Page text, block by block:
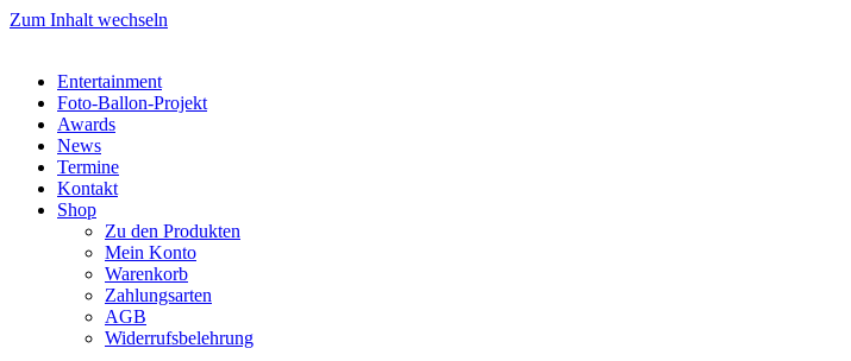
Zum Inhalt wechseln
Entertainment
Foto-Ballon-Projekt
Awards
News
Termine
Kontakt
Shop
Zu den Produkten
Mein Konto
Warenkorb
Zahlungsarten
AGB
Widerrufsbelehrung